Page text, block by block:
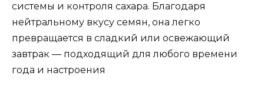
системы и контроля сахара. Благодаря
нейтральному вкусу семян, она легко
превращается в сладкий или освежающий
завтрак — подходящий для любого времени
года и настроения